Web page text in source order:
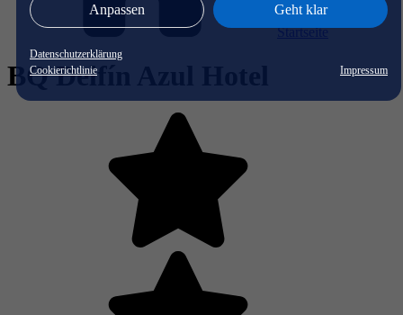
Anpassen Geht klar
Datenschutzerklärung
Cookierichtlinie
Impressum
Startseite
BQ Delfín Azul Hotel